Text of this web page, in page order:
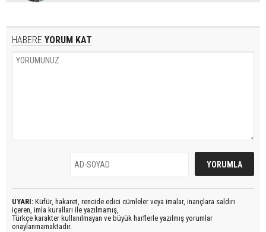
HABERE YORUM KAT
UYARI: Küfür, hakaret, rencide edici cümleler veya imalar, inançlara saldırı
içeren, imla kuralları ile yazılmamış,
Türkçe karakter kullanılmayan ve büyük harflerle yazılmış yorumlar
onaylanmamaktadır.